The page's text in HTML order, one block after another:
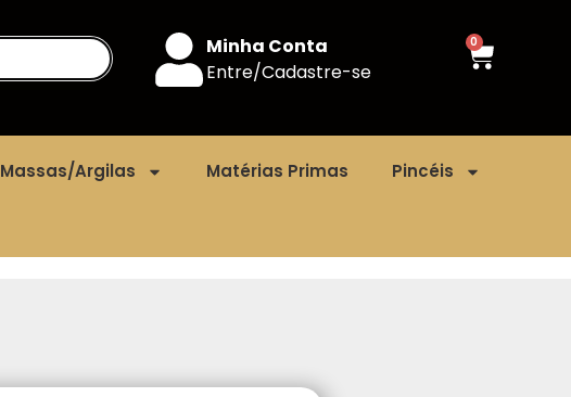
Minha Conta
Entre/Cadastre-se
0
Massas/Argilas Matérias Primas Pincéis